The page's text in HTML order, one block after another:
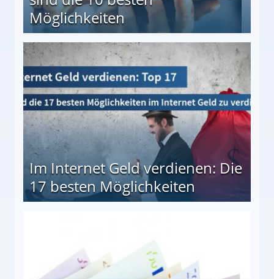
Möglichkeiten
besten Möglichkeiten
Im Internet Geld verdienen: Die
17 besten Möglichkeiten